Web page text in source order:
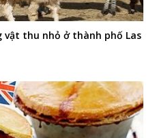
vật thu nhỏ ở thành phố Las